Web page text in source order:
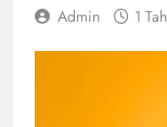
Admin 1